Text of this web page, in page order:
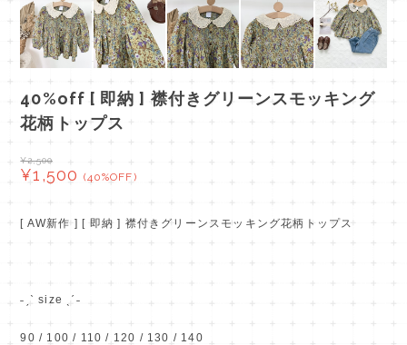
40%off [ 即納 ] 襟付きグリーンスモッキング
花柄トップス
¥2,500
¥1,500 (40%OFF)
[ AW新作 ] [ 即納 ] 襟付きグリーンスモッキング花柄トップス
˗ˏˋ size ˎˊ˗
90 / 100 / 110 / 120 / 130 / 140